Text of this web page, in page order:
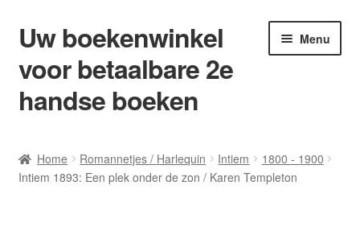
Ga
door
naar
navigatie
Ga
naar
de
inhoud
Uw boekenwinkel
voor betaalbare 2e
handse boeken
Menu
Afrekenen
Home Romannetjes / Harlequin Intiem
1800 - 1900
Intiem 1893: Een plek onder de zon / Karen Templeton